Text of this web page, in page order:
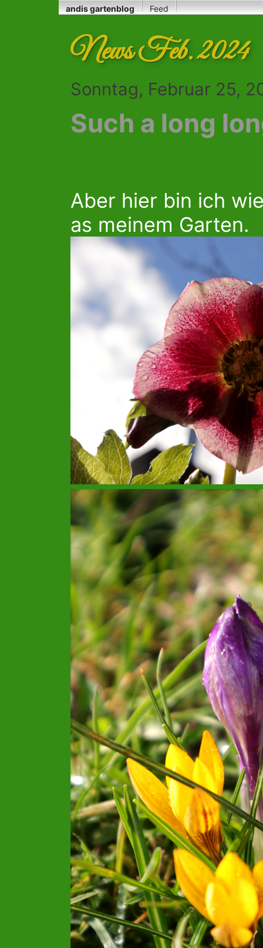
andis gartenblog Feed
News Feb. 2024
Sonntag, Februar 25,
Such a long
Aber hier bin ich
as meinem Garten.